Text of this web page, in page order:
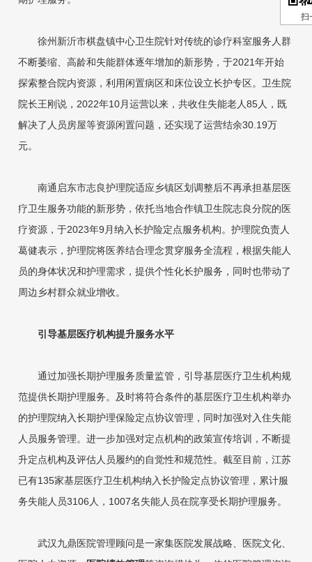
徐州新沂市棋盘镇中心卫生院针对传统的诊疗科室服务人群
不断萎缩、高龄和失能群体逐年增加的新形势，于2021年开始
探索整合院内资源，利用闲置病区和床位设立长护专区。卫生院
院长王刚说，2022年10月运营以来，共收住失能老人85人，既
解决了人员房屋等资源闲置问题，还实现了运营结余30.19万
元。
南通启东市志良护理院适应乡镇区划调整后不再承担基层医
疗卫生服务功能的新形势，依托当地合作镇卫生院志良分院的医
疗资源，于2023年9月纳入长护险定点服务机构。护理院负责人
葛健表示，护理院将医养结合理念贯穿服务全流程，根据失能人
员的身体状况和护理需求，提供个性化长护服务，同时也带动了
周边乡村群众就业增收。
引导基层医疗机构提升服务水平
通过加强长期护理服务质量监管，引导基层医疗卫生机构规
范提供长期护理服务。及时将符合条件的基层医疗卫生机构举办
的护理院纳入长期护理保险定点协议管理，同时加强对入住失能
人员服务管理。进一步加强对定点机构的政策宣传培训，不断提
升定点机构及评估人员履约的自觉性和规范性。截至目前，江苏
已有135家基层医疗卫生机构纳入长护险定点协议管理，累计服
务失能人员3106人，1007名失能人员在院享受长期护理服务。
武汉九鼎医院管理顾问是一家集医院发展战略、医院文化、
扫